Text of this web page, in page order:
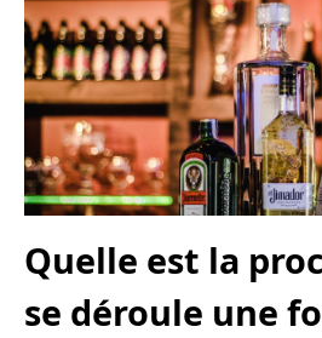
Quelle est la
se déroule une